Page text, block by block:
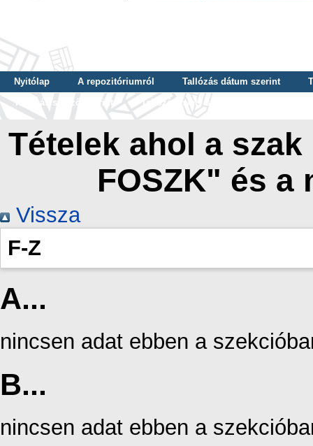
Nyitólap A repozitóriumról Tallózás dátum szerint
Tallózás szerző szerint
Tallózás nyelv szerint
Tételek ahol a
FOSZK" és a
Vissza
F-Z
A...
nincsen adat ebben a
B...
nincsen adat ebben a